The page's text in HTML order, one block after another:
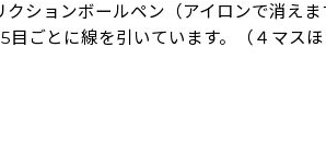
クションボールペン（アイロンで消えま
ごとに線を引いています。（４マスほ